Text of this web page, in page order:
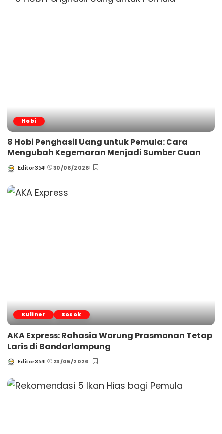
Hobi
8 Hobi Penghasil Uang untuk Pemula: Cara
Mengubah Kegemaran Menjadi Sumber Cuan
Posted
Editor354 30/06/2026
Kuliner Sosok
AKA Express: Rahasia Warung Prasmanan Tetap
Laris di Bandarlampung
Posted
Editor354 23/05/2026